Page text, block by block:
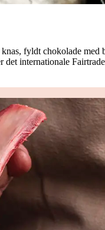
fyldt chokolade med
internationale